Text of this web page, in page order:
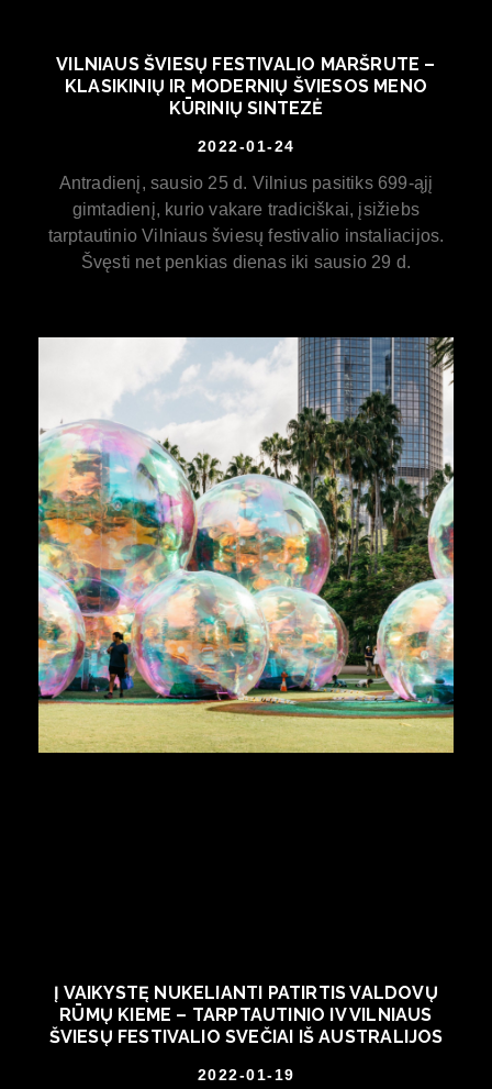
VILNIAUS ŠVIESŲ FESTIVALIO MARŠRUTE –
KLASIKINIŲ IR MODERNIŲ ŠVIESOS MENO
KŪRINIŲ SINTEZĖ
2022-01-24
Antradienį, sausio 25 d. Vilnius pasitiks 699-ąjį
gimtadienį, kurio vakare tradiciškai, įsižiebs
tarptautinio Vilniaus šviesų festivalio instaliacijos.
Švęsti net penkias dienas iki sausio 29 d.
Į VAIKYSTĘ NUKELIANTI PATIRTIS VALDOVŲ
RŪMŲ KIEME – TARPTAUTINIO IV VILNIAUS
ŠVIESŲ FESTIVALIO SVEČIAI IŠ AUSTRALIJOS
2022-01-19